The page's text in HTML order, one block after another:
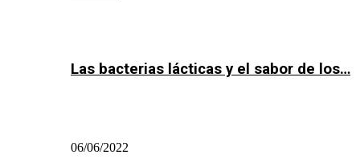
Las bacterias lácticas y el sabor de los…
06/06/2022